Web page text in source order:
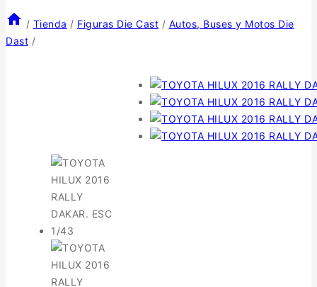
/ Tienda / Figuras Die Cast / Autos, Buses y Motos Die
Dast /